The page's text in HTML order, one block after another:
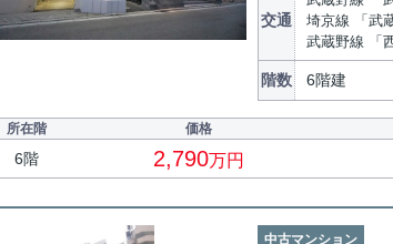
交通
埼京線 「武
武蔵野線 「
階数 6階建
所在階 価格
6階 2,790万円
中古マンション